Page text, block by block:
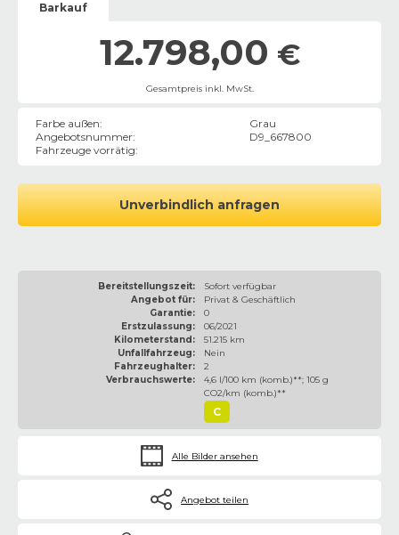
Barkauf
12.798,00 €
Gesamtpreis inkl. MwSt.
Farbe außen:
Grau
Angebotsnummer:
D9_667800
Fahrzeuge vorrätig:
Unverbindlich anfragen
Bereitstellungszeit:
Sofort verfügbar
Angebot für:
Privat & Geschäftlich
Garantie:
0
Erstzulassung:
06/2021
Kilometerstand:
51.215 km
Unfallfahrzeug:
Nein
Fahrzeughalter:
2
Verbrauchswerte:
4,6 l/100 km (komb.)**; 105 g
CO2/km (komb.)**
C
Alle Bilder ansehen
Angebot teilen